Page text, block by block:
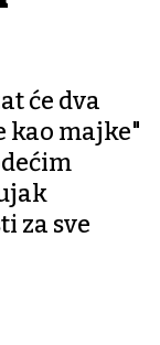
će dva
kao majke"
za sve